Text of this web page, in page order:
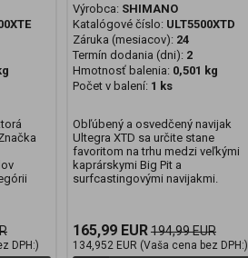
DPH:)
Výrobca: SHIMANO
Katalógové číslo: ULT5500XTD
Záruka (mesiacov): 24
Termín dodania (dni): 2
Hmotnosť balenia: 0,501 kg
Počet v balení: 1 ks
Obľúbený a osvedčený navijak
Ultegra XTD sa určite stane
favoritom na trhu medzi veľkými
kaprárskymi Big Pit a
surfcastingovými navijakmi.
165,99 EUR194,99 EUR
134,952 EUR (Vaša cena bez DPH:)